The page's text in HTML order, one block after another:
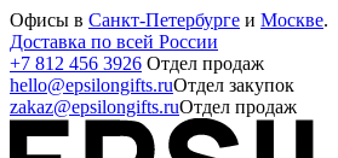
Офисы в Санкт-Петербурге и Москве.
Доставка по всей России
+7 812 456 3926 Отдел продаж
hello@epsilongifts.ruОтдел закупок
zakaz@epsilongifts.ruОтдел продаж